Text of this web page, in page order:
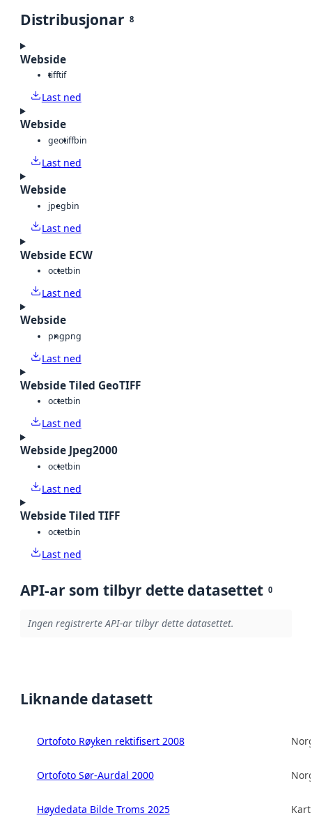
Distribusjonar 8
Webside
tifftif
Last ned
Webside
geotiffbin
Last ned
Webside
jpegbin
Last ned
Webside ECW
octetbin
Last ned
Webside
pngpng
Last ned
Webside Tiled GeoTIFF
octetbin
Last ned
Webside Jpeg2000
octetbin
Last ned
Webside Tiled TIFF
octetbin
Last ned
API-ar som tilbyr dette datasettet 0
Ingen registrerte API-ar tilbyr dette datasettet.
Liknande datasett
Ortofoto Røyken rektifisert 2008
Ortofoto Sør-Aurdal 2000
Høydedata Bilde Troms 2025